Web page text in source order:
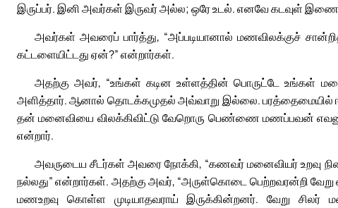
இருப்பர். இனி அவர்கள் இருவர் அல்ல; ஒரே உடல். எனவே கடவுள்
அவர்கள் அவரைப் பார்த்து, “அப்படியானால் மணவிலக்குச்
கட்டளையிட்டது ஏன்?” என்றார்கள்.
அதற்கு அவர், “உங்கள் கடின உள்ளத்தின் பொருட்டே உங்கள்
அளித்தார். ஆனால் தொடக்கமுதல் அவ்வாறு இல்லை. பரத்தைமையில்
தன் மனைவியை விலக்கிவிட்டு வேறொரு பெண்ணை மணப்பவன்
என்றார்.
அவருடைய சீடர்கள் அவரை நோக்கி, “கணவர் மனைவியர் உறவு
நல்லது” என்றார்கள். அதற்கு அவர், “அருள்கொடை பெற்றவரன்றி வேறு
மணஉறவு கொள்ள முடியாதவராய் இருக்கின்றனர். வேறு சிலர்